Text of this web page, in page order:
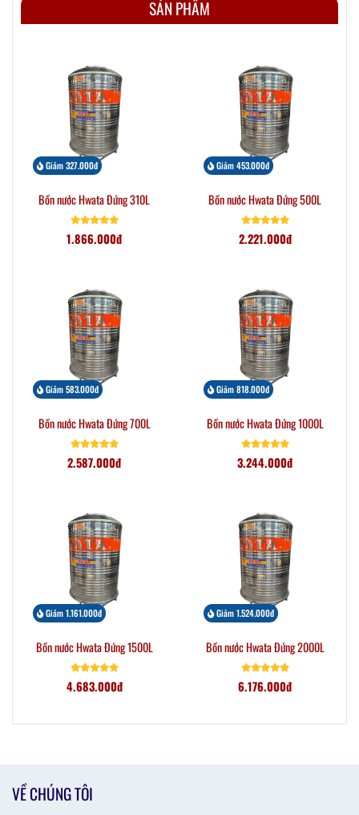
SẢN PHẨM
Giảm 327.000đ
Bồn nước Hwata Đứng 310L
1.866.000đ
Giảm 453.000đ
Bồn nước Hwata Đứng 500L
2.221.000đ
Giảm 583.000đ
Bồn nước Hwata Đứng 700L
2.587.000đ
Giảm 818.000đ
Bồn nước Hwata Đứng 1000L
3.244.000đ
Giảm 1.161.000đ
Bồn nước Hwata Đứng 1500L
4.683.000đ
Giảm 1.524.000đ
Bồn nước Hwata Đứng 2000L
6.176.000đ
VỀ CHÚNG TÔI